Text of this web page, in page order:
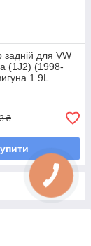
задній для VW
(1J2) (1998-
1.9L
₴